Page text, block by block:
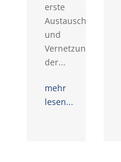
erste
Austausch-
und
Vernetzungstreffen
der...
mehr
lesen...